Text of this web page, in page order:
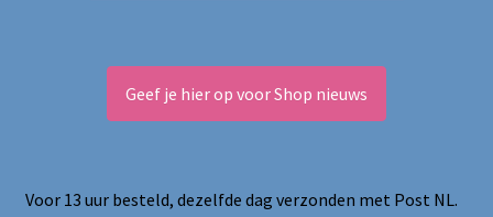
Geef je hier op voor Shop nieuws
Voor 13 uur besteld, dezelfde dag verzonden met Post NL.